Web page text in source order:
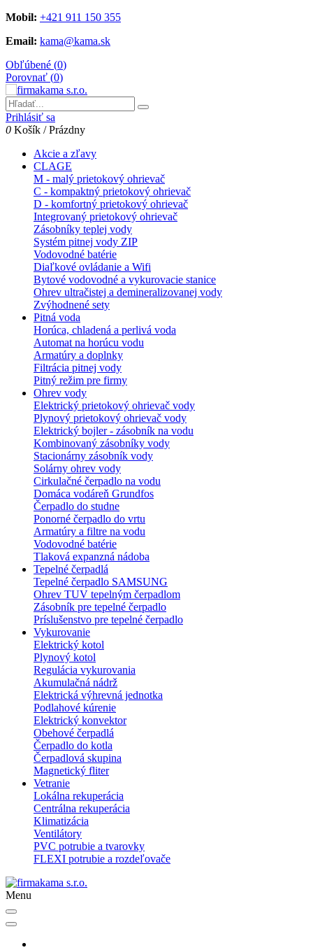
Mobil: +421 911 150 355
Email: kama@kama.sk
Obľúbené (0)
Porovnať (0)
Prihlásiť sa
0 Košík /Prázdny
Akcie a zľavy
CLAGE
M - malý prietokový ohrievač
C - kompaktný prietokový ohrievač
D - komfortný prietokový ohrievač
Integrovaný prietokový ohrievač
Zásobníky teplej vody
Systém pitnej vody ZIP
Vodovodné batérie
Diaľkové ovládanie a Wifi
Bytové vodovodné a vykurovacie stanice
Ohrev ultračistej a demineralizovanej vody
Zvýhodnené sety
Pitná voda
Horúca, chladená a perlivá voda
Automat na horúcu vodu
Armatúry a doplnky
Filtrácia pitnej vody
Pitný režim pre firmy
Ohrev vody
Elektrický prietokový ohrievač vody
Plynový prietokový ohrievač vody
Elektrický bojler - zásobník na vodu
Kombinovaný zásobníky vody
Stacionárny zásobník vody
Solárny ohrev vody
Cirkulačné čerpadlo na vodu
Domáca vodáreň Grundfos
Čerpadlo do studne
Ponorné čerpadlo do vrtu
Armatúry a filtre na vodu
Vodovodné batérie
Tlaková expanzná nádoba
Tepelné čerpadlá
Tepelné čerpadlo SAMSUNG
Ohrev TUV tepelným čerpadlom
Zásobník pre tepelné čerpadlo
Príslušenstvo pre tepelné čerpadlo
Vykurovanie
Elektrický kotol
Plynový kotol
Regulácia vykurovania
Akumulačná nádrž
Elektrická výhrevná jednotka
Podlahové kúrenie
Elektrický konvektor
Obehové čerpadlá
Čerpadlo do kotla
Čerpadlová skupina
Magnetický fliter
Vetranie
Lokálna rekuperácia
Centrálna rekuperácia
Klimatizácia
Ventilátory
PVC potrubie a tvarovky
FLEXI potrubie a rozdeľovače
Menu